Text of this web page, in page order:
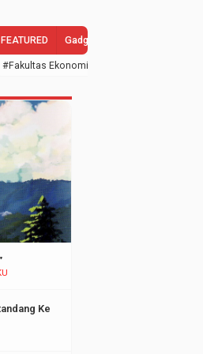
FEATURED Gadgets
#Fakultas Ekonomi dan Bisnis Islam
Ke